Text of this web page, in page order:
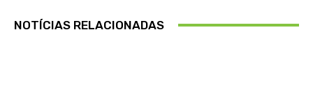
NOTÍCIAS RELACIONADAS